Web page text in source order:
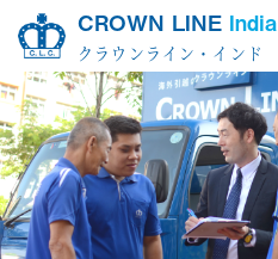
CROWN LINE India
クラウンライン・インド